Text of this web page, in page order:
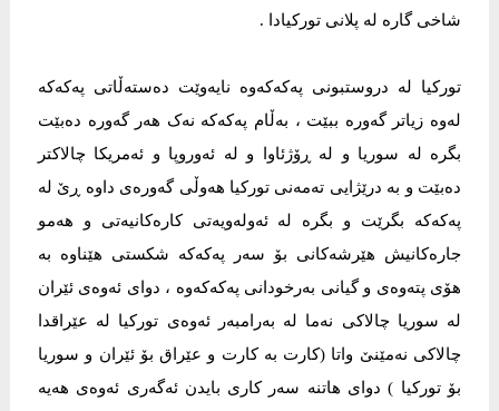
شاخی گارە لە پلانی تورکیادا .
تورکیا لە دروستبونی پەکەکەوە نایەوێت دەستەڵاتی پەکەکە
لەوە زیاتر گەورە ببێت ، بەڵام پەکەکە نەک هەر گەورە دەبێت
بگرە لە سوریا و لە ڕۆژئاوا و لە ئەوروپا و ئەمریکا چالاکتر
دەبێت و بە درێژایی تەمەنی تورکیا هەوڵی گەورەی داوە ڕێ لە
پەکەکە بگرێت و بگرە لە ئەولەویەتی کارەکانیەتی و هەمو
جارەکانیش هێرشەکانی بۆ سەر پەکەکە شکستی هێناوە بە
هۆی پتەوەی و گیانی بەرخودانی پەکەکەوە ، دوای ئەوەی ئێران
لە سوریا چالاکی نەما لە بەرامبەر ئەوەی تورکیا لە عێراقدا
چالاکی نەمێنێ واتا (کارت بە کارت و عێراق بۆ ئێران و سوریا
بۆ تورکیا ) دوای هاتنە سەر کاری بایدن ئەگەری ئەوەی هەیە